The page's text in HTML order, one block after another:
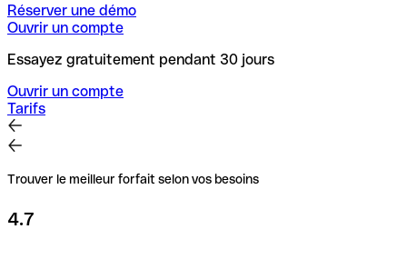
Réserver une démo
Ouvrir un compte
Essayez gratuitement pendant 30 jours
Ouvrir un compte
Tarifs
Trouver le meilleur forfait selon vos besoins
4.7